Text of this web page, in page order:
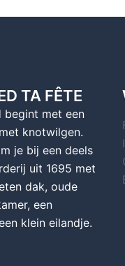
TA FÊTE
begint met een
knotwilgen.
je bij een deels
uit 1695 met
dak, oude
een
klein eilandje.